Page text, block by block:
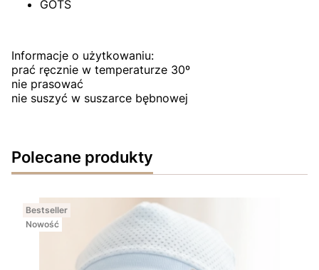
GOTS
Informacje o użytkowaniu:
prać ręcznie w temperaturze 30º
nie prasować
nie suszyć w suszarce bębnowej
Polecane produkty
Bestseller
Nowość